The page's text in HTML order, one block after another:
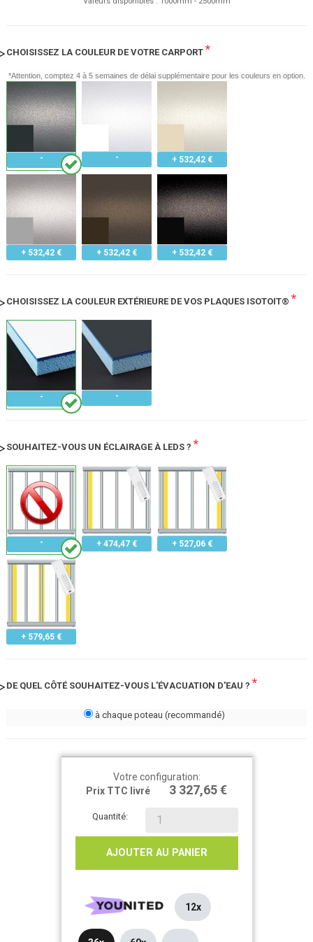
CHOISISSEZ LA COULEUR DE VOTRE CARPORT *
*Attention, comptez 4 à 5 semaines de délai supplémentaire pour les couleurs en option.
+ 532,42 €
+ 532,42 € + 532,42 € + 532,42 €
CHOISISSEZ LA COULEUR EXTÉRIEURE DE VOS PLAQUES ISOTOIT® *
SOUHAITEZ-VOUS UN ÉCLAIRAGE À LEDS ? *
+ 474,47 € + 527,06 €
+ 579,65 €
DE QUEL CÔTÉ SOUHAITEZ-VOUS L'ÉVACUATION D'EAU ? *
à chaque poteau (recommandé)
Votre configuration:
Prix TTC livré
3 327,65 €
Quantité:
AJOUTER AU PANIER
12x